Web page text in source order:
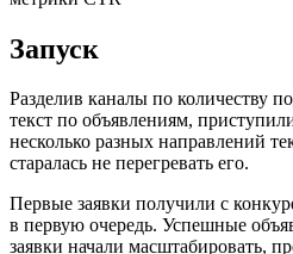
Запуск
Разделив каналы по количеству
текст по объявлениям,
несколько разных направлений
старалась не перегревать его.
Первые заявки получили с
в первую очередь. Успешные
заявки начали масштабировать,